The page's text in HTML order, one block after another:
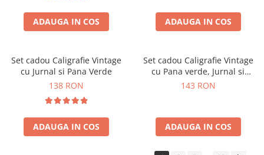
ADAUGA IN COS ADAUGA IN COS
Set cadou Caligrafie Vintage
cu Jurnal si Pana Verde
138 RON
ADAUGA IN COS
Set cadou Caligrafie Vintage
cu Pana verde, Jurnal si
Suport pentru stilou, 9 piese
143 RON
ADAUGA IN COS